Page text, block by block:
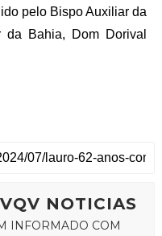
pelo Bispo Auxiliar da
Bahia, Dom Dorival
NOTICIAS
INFORMADO COM